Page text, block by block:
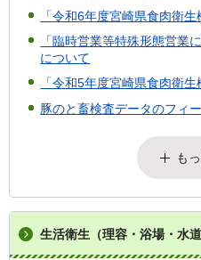
「令和6年度宮崎県食肉衛
「臨時営業等特殊形態営業
について
「令和5年度宮崎県食肉衛
豚のと畜検査データのフィ
も
生活衛生（理容・浴場・水道